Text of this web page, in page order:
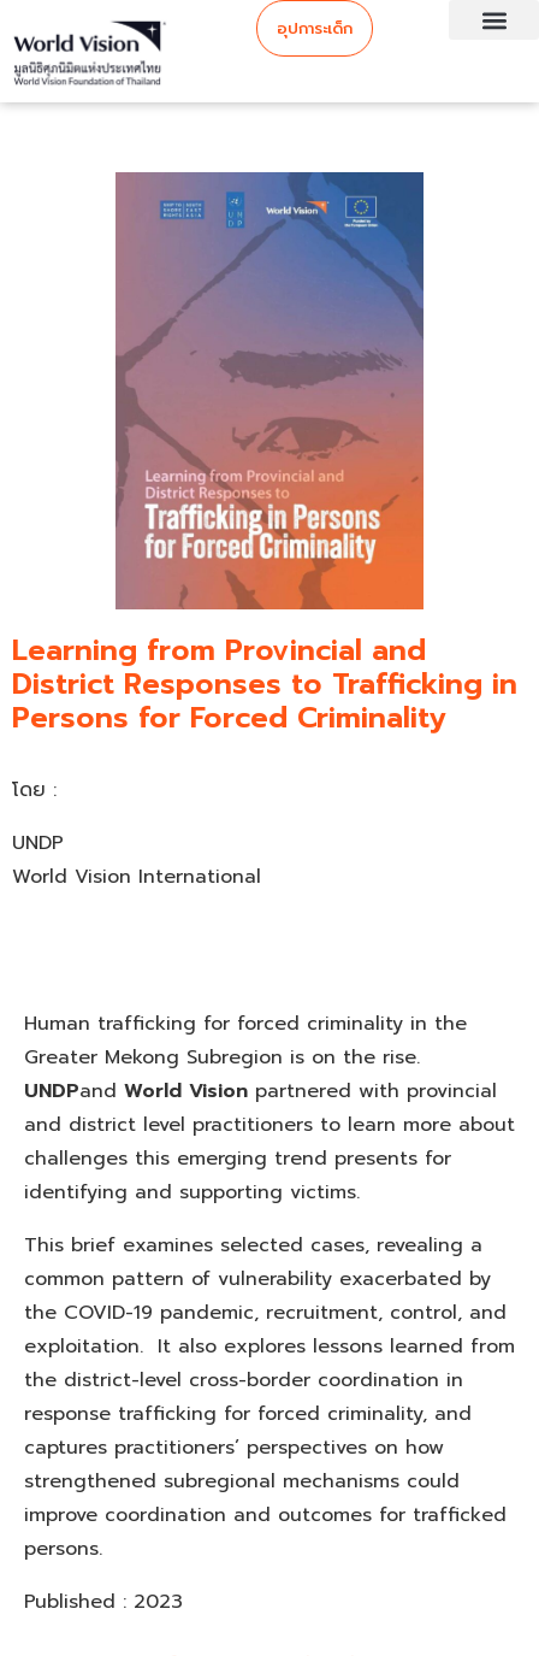
อุปการะเด็ก
Learning from Provincial and
District Responses to Trafficking in
Persons for Forced Criminality
โดย :
UNDP
World Vision International
Human trafficking for forced criminality in the
Greater Mekong Subregion is on the rise.
UNDPand World Vision partnered with provincial
and district level practitioners to learn more about
challenges this emerging trend presents for
identifying and supporting victims.
This brief examines selected cases, revealing a
common pattern of vulnerability exacerbated by
the COVID-19 pandemic, recruitment, control, and
exploitation. It also explores lessons learned from
the district-level cross-border coordination in
response trafficking for forced criminality, and
captures practitioners’ perspectives on how
strengthened subregional mechanisms could
improve coordination and outcomes for trafficked
persons.
Published : 2023